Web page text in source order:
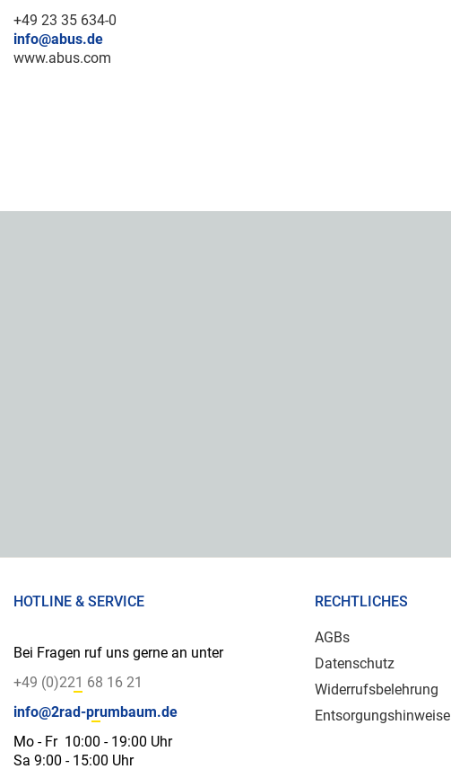
+49 23 35 634-0
info@abus.de
www.abus.com
HOTLINE & SERVICE
Bei Fragen ruf uns gerne an unter
+49 (0)221 68 16 21
info@2rad-prumbaum.de
Mo - Fr 10:00 - 19:00 Uhr
Sa 9:00 - 15:00 Uhr
RECHTLICHES
AGBs
Datenschutz
Widerrufsbelehrung
Entsorgungshinweise